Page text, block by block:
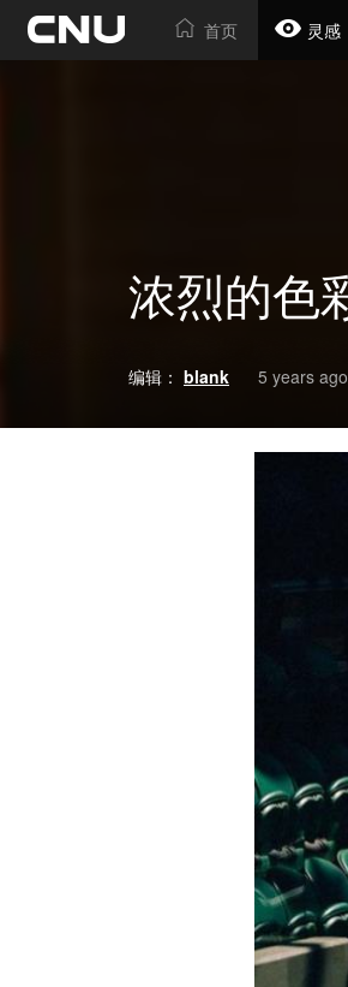
首页 灵感
浓烈的色
编辑： blank 5 years ago